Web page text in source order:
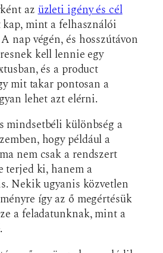
azüzleti igény és cél
mint a felhasználói
nap végén, és hosszútávon
kell lennie egy
és a product
mit takar pontosan a
lehet azt elérni.
mindsetbéli különbség a
hogy például a
nem csak a rendszert
terjed ki, hanem a
Nekik ugyanis közvetlen
így az ő megértésük
a feladatunknak, mint a